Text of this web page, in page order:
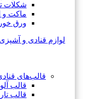
شکلات
ماکت و
ورق
لوازم قنادی و
قالب‌های
قالب
قالب